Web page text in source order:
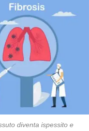
diventa ispessito e